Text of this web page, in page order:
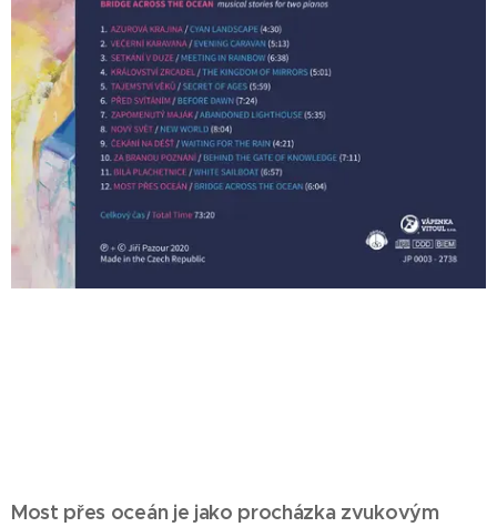
Most přes oceán je jako procházka zvukovým